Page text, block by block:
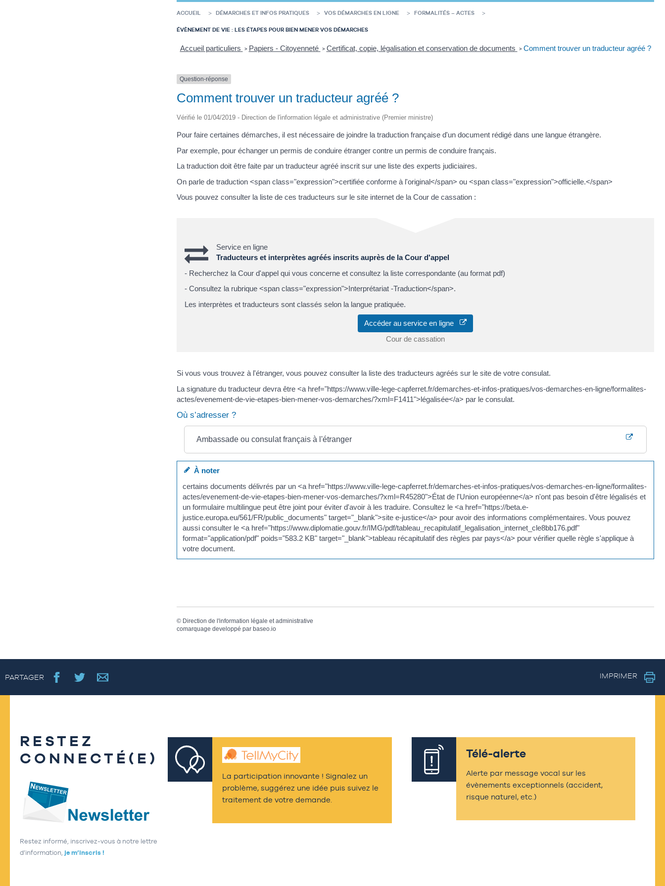
ACCUEIL DÉMARCHES ET INFOS PRATIQUES VOS DÉMARCHES EN LIGNE FORMALITÉS – ACTES
ÉVÈNEMENT DE VIE : LES ÉTAPES POUR BIEN MENER VOS DÉMARCHES
Accueil particuliers > Papiers - Citoyenneté > Certificat, copie, légalisation et conservation de documents > Comment trouver un traducteur agréé ?
Question-réponse
Comment trouver un traducteur agréé ?
Vérifié le 01/04/2019 - Direction de l'information légale et administrative (Premier ministre)
Pour faire certaines démarches, il est nécessaire de joindre la traduction française d'un document rédigé dans une langue étrangère.
Par exemple, pour échanger un permis de conduire étranger contre un permis de conduire français.
La traduction doit être faite par un traducteur agréé inscrit sur une liste des experts judiciaires.
On parle de traduction <span class="expression">certifiée conforme à l'original</span> ou <span class="expression">officielle.</span>
Vous pouvez consulter la liste de ces traducteurs sur le site internet de la Cour de cassation :
Service en ligne
Traducteurs et interprètes agréés inscrits auprès de la Cour d'appel
- Recherchez la Cour d'appel qui vous concerne et consultez la liste correspondante (au format pdf)
- Consultez la rubrique <span class="expression">Interprétariat -Traduction</span>.
Les interprètes et traducteurs sont classés selon la langue pratiquée.
Accéder au service en ligne
Cour de cassation
Si vous vous trouvez à l'étranger, vous pouvez consulter la liste des traducteurs agréés sur le site de votre consulat.
La signature du traducteur devra être <a href="https://www.ville-lege-capferret.fr/demarches-et-infos-pratiques/vos-demarches-en-ligne/formalites-
actes/evenement-de-vie-etapes-bien-mener-vos-demarches/?xml=F1411">légalisée</a> par le consulat.
Où s’adresser ?
Ambassade ou consulat français à l'étranger
À noter
certains documents délivrés par un <a href="https://www.ville-lege-capferret.fr/demarches-et-infos-pratiques/vos-demarches-en-ligne/formalites-
actes/evenement-de-vie-etapes-bien-mener-vos-demarches/?xml=R45280">État de l'Union européenne</a> n'ont pas besoin d'être légalisés et
un formulaire multilingue peut être joint pour éviter d'avoir à les traduire. Consultez le <a href="https://beta.e-
justice.europa.eu/561/FR/public_documents" target="_blank">site e-justice</a> pour avoir des informations complémentaires. Vous pouvez
aussi consulter le <a href="https://www.diplomatie.gouv.fr/IMG/pdf/tableau_recapitulatif_legalisation_internet_cle8bb176.pdf"
format="application/pdf" poids="583.2 KB" target="_blank">tableau récapitulatif des règles par pays</a> pour vérifier quelle règle s'applique à
votre document.
© Direction de l'information légale et administrative
comarquage developpé par baseo.io
PARTAGER IMPRIMER
RESTEZ
CONNECTÉ(E)
Restez informé, inscrivez-vous à notre lettre
d’information, je m’inscris !
La participation innovante ! Signalez un
problème, suggérez une idée puis suivez le
traitement de votre demande.
Télé-alerte
Alerte par message vocal sur les
évènements exceptionnels (accident,
risque naturel, etc.)